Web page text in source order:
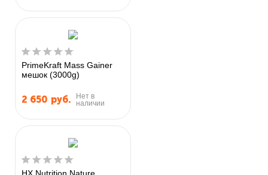
PrimeKraft Mass Gainer
мешок (3000g)
2 650 руб.
Нет в
наличии